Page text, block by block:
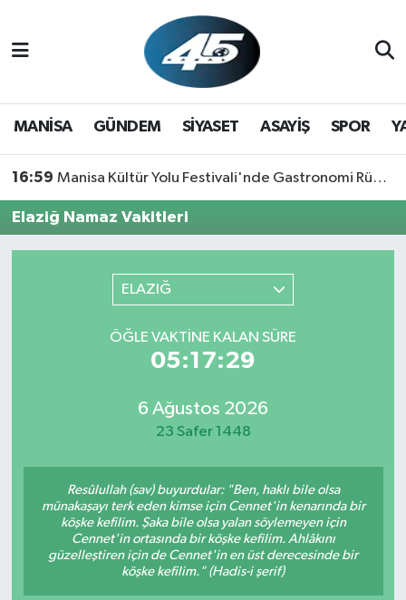
MANİSA GÜNDEM SİYASET ASAYİŞ SPOR
16:59 Manisa Kültür Yolu Festivali'nde Gastronomi Rüzgarı: Lezzetin Yıldızı "Manisa Kebabı" Oldu!
Elaziğ Namaz Vakitleri
ELAZIĞ
ÖĞLE VAKTİNE KALAN SÜRE
05:17:29
6 Ağustos 2026
23 Safer 1448
Resûlullah (sav) buyurdular: "Ben, haklı bile olsa
münakaşayı terk eden kimse için Cennet'in kenarında bir
köşke kefilim. Şaka bile olsa yalan söylemeyen için
Cennet'in ortasında bir köşke kefilim. Ahlâkını
güzelleştiren için de Cennet'in en üst derecesinde bir
köşke kefilim." (Hadis-i şerif)
GÜNDEM
SPOR
RESMİ REKLAM
Hava Durumu
Trafik Durumu
Son Dakika Haberleri